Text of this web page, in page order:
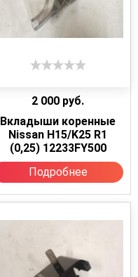
2 000 руб.
Вкладыши коренные
Nissan H15/K25 R1
(0,25) 12233FY500
Подробнее